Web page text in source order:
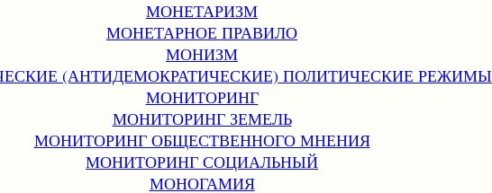
МОНЕТАРИЗМ
МОНЕТАРНОЕ ПРАВИЛО
МОНИЗМ
(АНТИДЕМОКРАТИЧЕСКИЕ) ПОЛИТИЧЕСКИЕ РЕЖИМЫ
МОНИТОРИНГ
МОНИТОРИНГ ЗЕМЕЛЬ
МОНИТОРИНГ ОБЩЕСТВЕННОГО МНЕНИЯ
МОНИТОРИНГ СОЦИАЛЬНЫЙ
МОНОГАМИЯ